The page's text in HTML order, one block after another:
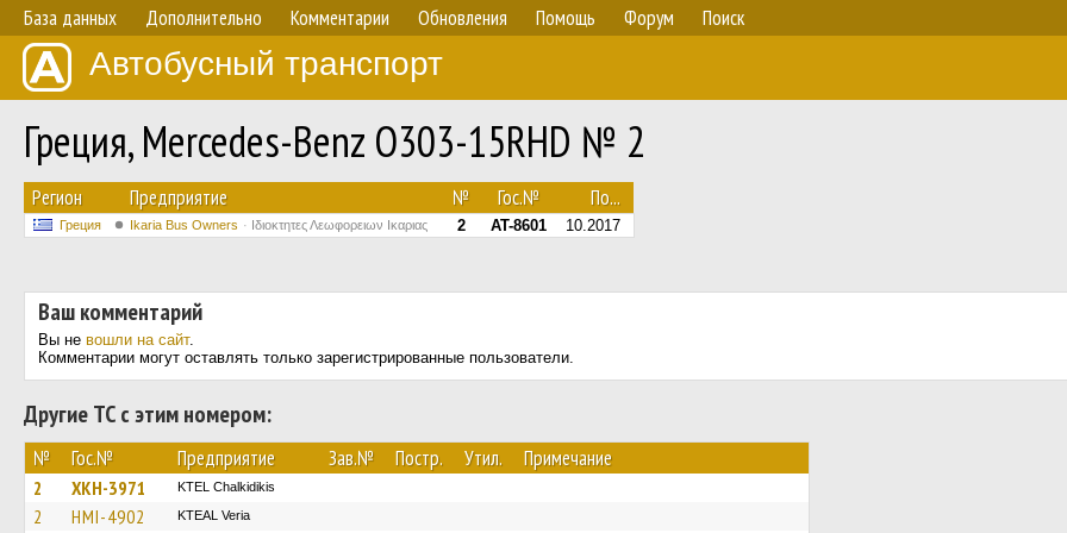
База данных Дополнительно Комментарии Обновления Помощь Форум Поиск
Автобусный транспорт
Греция, Mercedes-Benz O303-15RHD № 2
Регион Предприятие № Гос.№ По...
Греция Ikaria Bus Owners Ιδιοκτητες Λεωφορειων Ικαριας 2 AT-8601 10.2017
Ваш комментарий
Вы не вошли на сайт.
Комментарии могут оставлять только зарегистрированные пользователи.
Другие ТС с этим номером:
№ Гос.№ Предприятие Зав.№ Постр. Утил. Примечание
2 XKH-3971 ΚΤΕL Chalkidikis
2 HMI-4902 KTEAL Veria